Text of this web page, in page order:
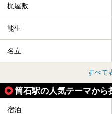
梶屋敷
能生
名立
すべて
筒石駅の人気テーマから
宿泊